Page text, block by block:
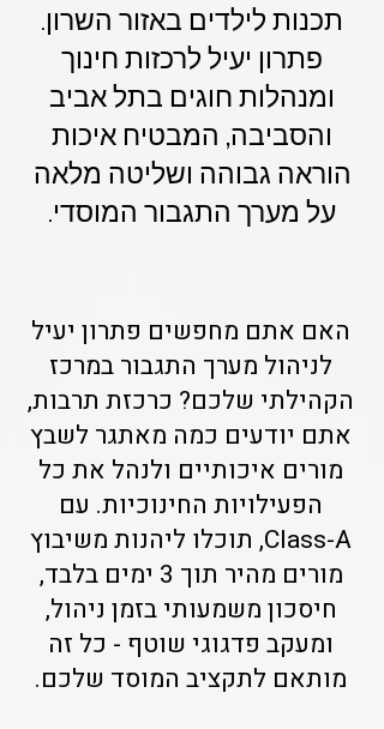
תכנות לילדים באזור השרון.
פתרון יעיל לרכזות חינוך
ומנהלות חוגים בתל אביב
והסביבה, המבטיח איכות
הוראה גבוהה ושליטה מלאה
על מערך התגבור המוסדי.
האם אתם מחפשים פתרון יעיל
לניהול מערך התגבור במרכז
הקהילתי שלכם? כרכזת תרבות,
אתם יודעים כמה מאתגר לשבץ
מורים איכותיים ולנהל את כל
הפעילויות החינוכיות. עם
Class-A, תוכלו ליהנות משיבוץ
מורים מהיר תוך 3 ימים בלבד,
חיסכון משמעותי בזמן ניהול,
ומעקב פדגוגי שוטף - כל זה
מותאם לתקציב המוסד שלכם.